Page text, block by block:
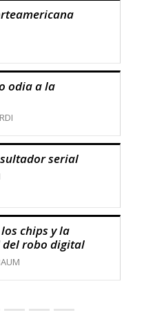
odia a la
serial
chips y la
robo digital